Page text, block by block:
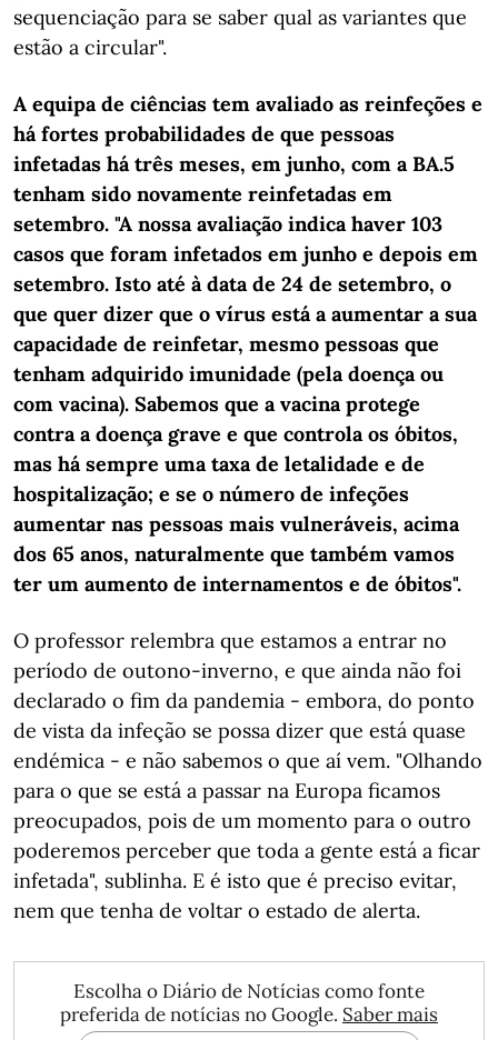
sequenciação para se saber qual as variantes que
estão a circular".
A equipa de ciências tem avaliado as reinfeções e
há fortes probabilidades de que pessoas
infetadas há três meses, em junho, com a BA.5
tenham sido novamente reinfetadas em
setembro. "A nossa avaliação indica haver 103
casos que foram infetados em junho e depois em
setembro. Isto até à data de 24 de setembro, o
que quer dizer que o vírus está a aumentar a sua
capacidade de reinfetar, mesmo pessoas que
tenham adquirido imunidade (pela doença ou
com vacina). Sabemos que a vacina protege
contra a doença grave e que controla os óbitos,
mas há sempre uma taxa de letalidade e de
hospitalização; e se o número de infeções
aumentar nas pessoas mais vulneráveis, acima
dos 65 anos, naturalmente que também vamos
ter um aumento de internamentos e de óbitos".
O professor relembra que estamos a entrar no
período de outono-inverno, e que ainda não foi
declarado o fim da pandemia - embora, do ponto
de vista da infeção se possa dizer que está quase
endémica - e não sabemos o que aí vem. "Olhando
para o que se está a passar na Europa ficamos
preocupados, pois de um momento para o outro
poderemos perceber que toda a gente está a ficar
infetada", sublinha. E é isto que é preciso evitar,
nem que tenha de voltar o estado de alerta.
Escolha o Diário de Notícias como fonte
preferida de notícias no Google. Saber mais